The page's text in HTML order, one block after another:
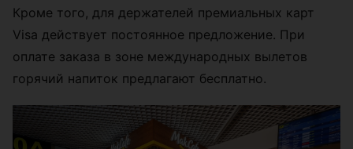
Кроме того, для держателей премиальных карт
Visa действует постоянное предложение. При
оплате заказа в зоне международных вылетов
горячий напиток предлагают бесплатно.